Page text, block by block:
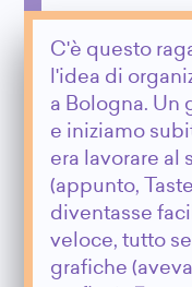
C'è questo
l'idea di
a Bologna. Un
e iniziamo
era lavorare al
(appunto,
diventasse
veloce, tutto
grafiche